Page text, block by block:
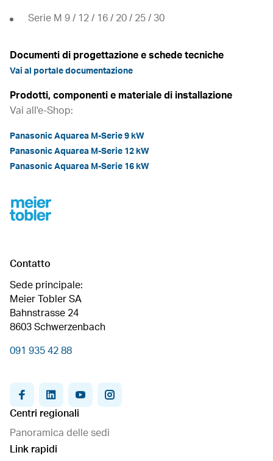
Serie M 9 / 12 / 16 / 20 / 25 / 30
Documenti di progettazione e schede tecniche
Vai al portale documentazione
Prodotti, componenti e materiale di installazione
Vai all'e-Shop:
Panasonic Aquarea M-Serie 9 kW
Panasonic Aquarea M-Serie 12 kW
Panasonic Aquarea M-Serie 16 kW
Footer
Contatto
Sede principale:
Meier Tobler SA
Bahnstrasse 24
8603 Schwerzenbach
091 935 42 88
facebooklinkedin youtubeinstagram
Centri regionali
Panoramica delle sedi
Link rapidi